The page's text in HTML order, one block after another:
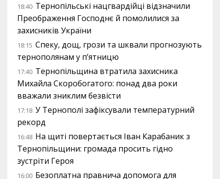
18:40 Тернопільські нацгвардійці відзначили
Преображення Господнє й помолилися за
захисників України
18:15 Спеку, дощ, грози та шквали прогнозують
тернополянам у п’ятницю
17:40 Тернопільщина втратила захисника
Михайла Скоробогатого: понад два роки
вважали зниклим безвісти
17:18 У Тернополі зафіксували температурний
рекорд
16:48 На щиті повертається Іван Карабаник з
Тернопільщини: громада просить гідно
зустріти Героя
16:00 Безоплатна правнича допомога для